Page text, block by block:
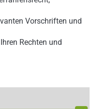
Vorschriften und
Rechten und